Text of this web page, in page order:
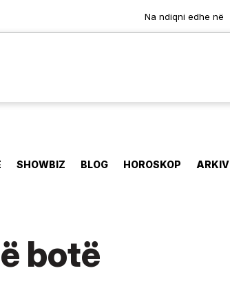
Na ndiqni edhe në
SHOWBIZ BLOG HOROSKOP ARKIV
botë